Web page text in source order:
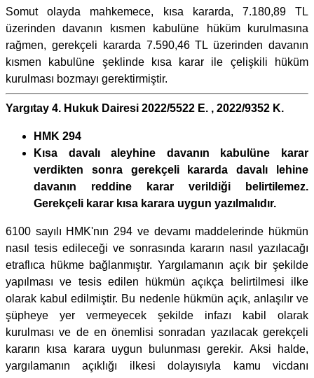
Somut olayda mahkemece, kısa kararda, 7.180,89 TL
üzerinden davanın kısmen kabulüne hüküm kurulmasına
rağmen, gerekçeli kararda 7.590,46 TL üzerinden davanın
kısmen kabulüne şeklinde kısa karar ile çelişkili hüküm
kurulması bozmayı gerektirmiştir.
Yargıtay 4. Hukuk Dairesi 2022/5522 E. , 2022/9352 K.
HMK 294
Kısa davalı aleyhine davanın kabulüne karar
verdikten sonra gerekçeli kararda davalı lehine
davanın reddine karar verildiği belirtilemez.
Gerekçeli karar kısa karara uygun yazılmalıdır.
6100 sayılı HMK'nın 294 ve devamı maddelerinde hükmün
nasıl tesis edileceği ve sonrasında kararın nasıl yazılacağı
etraflıca hükme bağlanmıştır. Yargılamanın açık bir şekilde
yapılması ve tesis edilen hükmün açıkça belirtilmesi ilke
olarak kabul edilmiştir. Bu nedenle hükmün açık, anlaşılır ve
şüpheye yer vermeyecek şekilde infazı kabil olarak
kurulması ve de en önemlisi sonradan yazılacak gerekçeli
kararın kısa karara uygun bulunması gerekir. Aksi halde,
yargılamanın açıklığı ilkesi dolayısıyla kamu vicdanı